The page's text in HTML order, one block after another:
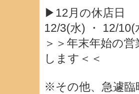
▶12月の休店日
12/3(水) ・ 12/
＞＞年末年始の
します＜＜
※その他、急遽臨